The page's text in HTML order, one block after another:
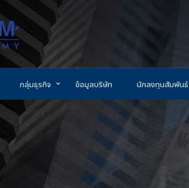
กลุ่มธุรกิจ ข้อมูลบริษัท นักลงทุนสัมพันธ์